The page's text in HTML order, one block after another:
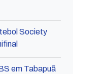
Society
em Tabapuã